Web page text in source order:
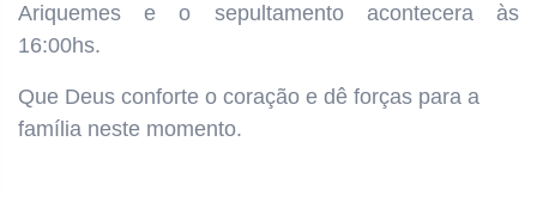
Ariquemes e o sepultamento acontecera às
16:00hs.
Que Deus conforte o coração e dê forças para a
família neste momento.